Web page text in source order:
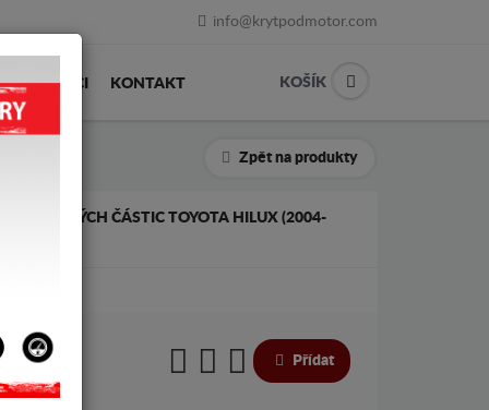
info@krytpodmotor.com
PRODEJCI KONTAKT KOŠÍK
Zpět na produkty
PEVNÝCH ČÁSTIC TOYOTA HILUX (2004-
Přídat